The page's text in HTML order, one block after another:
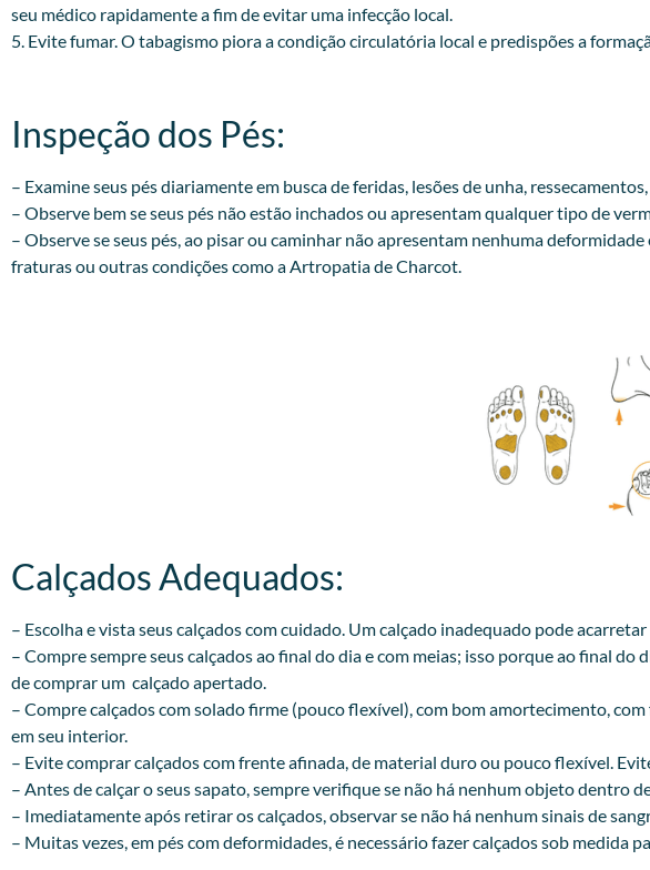
seu médico rapidamente a fim de evitar uma infecção local.
5. Evite fumar. O tabagismo piora a condição circulatória local e predispões a
Inspeção dos Pés:​
– Examine seus pés diariamente em busca de feridas, lesões de unha,
– Observe bem se seus pés não estão inchados ou apresentam qualquer tipo de
– Observe se seus pés, ao pisar ou caminhar não apresentam nenhuma
fraturas ou outras condições como a Artropatia de Charcot.
Calçados Adequados:​
– Escolha e vista seus calçados com cuidado. Um calçado inadequado pode
– Compre sempre seus calçados ao final do dia e com meias; isso porque ao final
de comprar um calçado apertado.
– Compre calçados com solado firme (pouco flexível), com bom amortecimento,
em seu interior.
– Evite comprar calçados com frente afinada, de material duro ou pouco flexível.
– Antes de calçar o seus sapato, sempre verifique se não há nenhum objeto dentro
– Imediatamente após retirar os calçados, observar se não há nenhum
– Muitas vezes, em pés com deformidades, é necessário fazer calçados sob medida